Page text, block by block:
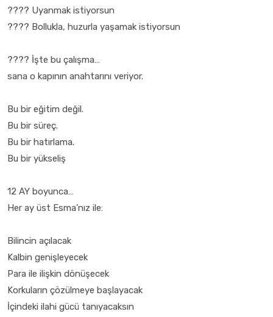
???? Uyanmak istiyorsun
???? Bollukla, huzurla yaşamak istiyorsun
???? İşte bu çalışma…
sana o kapının anahtarını veriyor.
Bu bir eğitim değil.
Bu bir süreç.
Bu bir hatırlama.
Bu bir yükseliş
12 AY boyunca…
Her ay üst Esma’nız ile:
Bilincin açılacak
Kalbin genişleyecek
Para ile ilişkin dönüşecek
Korkuların çözülmeye başlayacak
İçindeki ilahi gücü tanıyacaksın